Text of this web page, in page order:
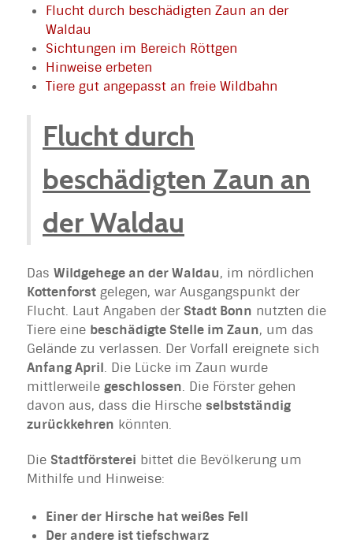
Flucht durch beschädigten Zaun an der
Waldau
Sichtungen im Bereich Röttgen
Hinweise erbeten
Tiere gut angepasst an freie Wildbahn
Flucht durch
beschädigten Zaun an
der Waldau
Das Wildgehege an der Waldau, im nördlichen
Kottenforst gelegen, war Ausgangspunkt der
Flucht. Laut Angaben der Stadt Bonn nutzten die
Tiere eine beschädigte Stelle im Zaun, um das
Gelände zu verlassen. Der Vorfall ereignete sich
Anfang April. Die Lücke im Zaun wurde
mittlerweile geschlossen. Die Förster gehen
davon aus, dass die Hirsche selbstständig
zurückkehren könnten.
Die Stadtförsterei bittet die Bevölkerung um
Mithilfe und Hinweise:
Einer der Hirsche hat weißes Fell
Der andere ist tiefschwarz